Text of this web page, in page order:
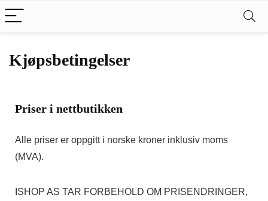
Kjøpsbetingelser
Priser i nettbutikken
Alle priser er oppgitt i norske kroner inklusiv moms
(MVA).
ISHOP AS TAR FORBEHOLD OM PRISENDRINGER,